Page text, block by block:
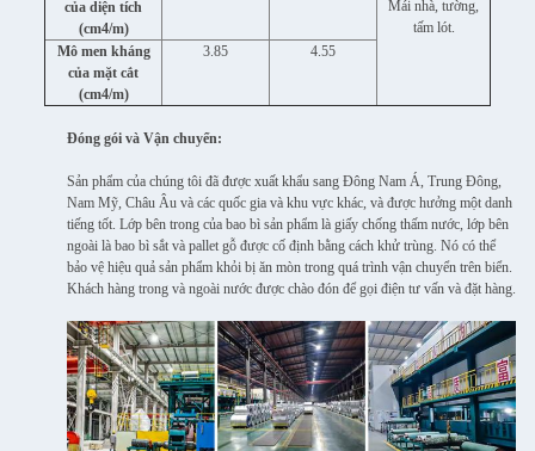
Mái nhà, tường,
tấm lót.
của diện tích
(cm4/m)
Mô men kháng
của mặt cắt
(cm4/m)
3.85 4.55
Đóng gói và Vận chuyển:
Sản phẩm của chúng tôi đã được xuất khẩu sang Đông Nam Á, Trung Đông,
Nam Mỹ, Châu Âu và các quốc gia và khu vực khác, và được hưởng một danh
tiếng tốt. Lớp bên trong của bao bì sản phẩm là giấy chống thấm nước, lớp bên
ngoài là bao bì sắt và pallet gỗ được cố định bằng cách khử trùng. Nó có thể
bảo vệ hiệu quả sản phẩm khỏi bị ăn mòn trong quá trình vận chuyển trên biển.
Khách hàng trong và ngoài nước được chào đón để gọi điện tư vấn và đặt hàng.